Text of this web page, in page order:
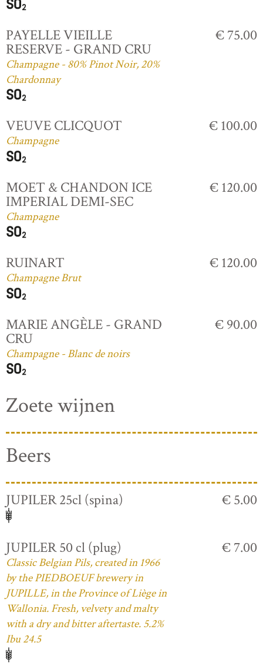
PAYELLE VIEILLE
RESERVE - GRAND CRU
Champagne - 80% Pinot Noir, 20%
Chardonnay
€ 75.00
VEUVE CLICQUOT
Champagne
€ 100.00
MOET & CHANDON ICE
IMPERIAL DEMI-SEC
Champagne
€ 120.00
RUINART
Champagne Brut
€ 120.00
MARIE ANGÈLE - GRAND
CRU
Champagne - Blanc de noirs
€ 90.00
Zoete wijnen
Beers
JUPILER 25cl (spina) € 5.00
JUPILER 50 cl (plug)
Classic Belgian Pils, created in 1966
by the PIEDBOEUF brewery in
JUPILLE, in the Province of Liège in
Wallonia. Fresh, velvety and malty
with a dry and bitter aftertaste. 5.2%
Ibu 24.5
€ 7.00